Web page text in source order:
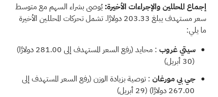
إجماع المحللين والإجراءات الأخيرة: يُوصى بشراء السهم مع متوسط
سعر مستهدف
يبلغ 203.33 دولارًا. تشمل تحركات المحللين الأخيرة
ما يلي:
سيتي غروب
: محايد (رفع السعر المستهدف إلى 281.00 دولارًا)
(30 أبريل)
جي بي مورغان: توصية بزيادة الوزن (رفع السعر المستهدف إلى
267.00 دولارًا) (29 أبريل)